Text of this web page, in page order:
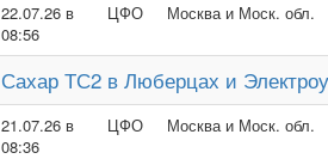
22.07.26 в
08:56
ЦФО Москва и Моск. обл.
Сахар ТС2 в Люберцах и
21.07.26 в
08:36
ЦФО Москва и Моск. обл.